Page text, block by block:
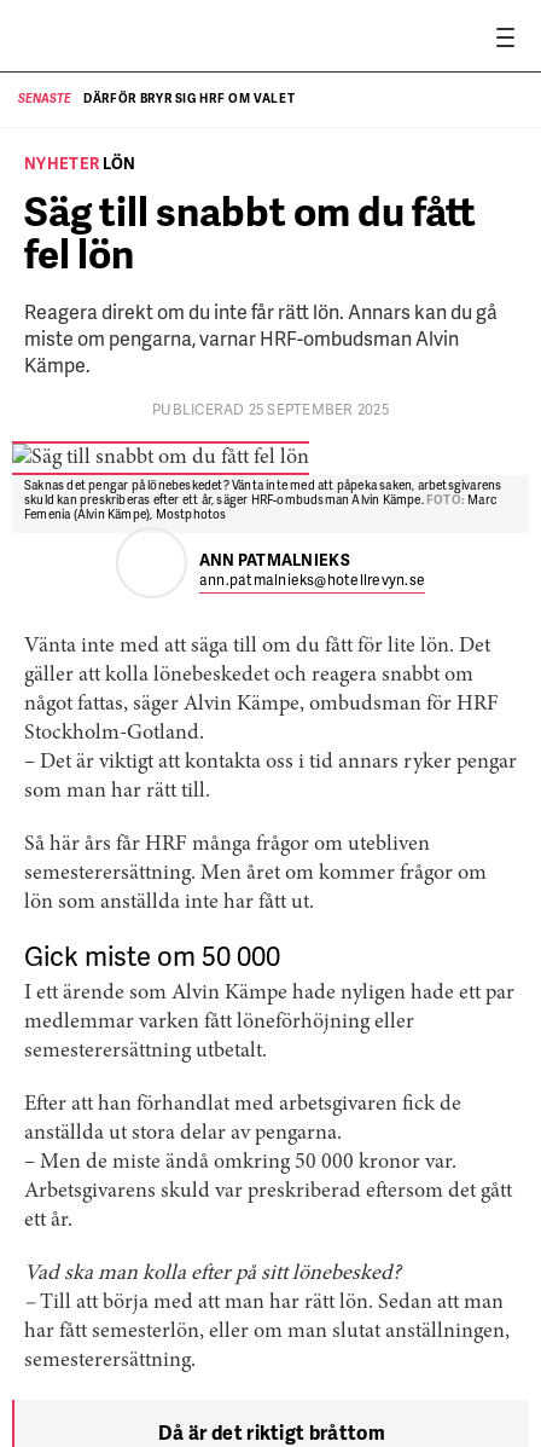
SENASTE DÄRFÖR BRYR SIG HRF OM VALET
NYHETER LÖN
Säg till snabbt om du fått
fel lön
Reagera direkt om du inte får rätt lön. Annars kan du gå
miste om pengarna, varnar HRF-ombudsman Alvin
Kämpe.
PUBLICERAD 25 SEPTEMBER 2025
Saknas det pengar på lönebeskedet? Vänta inte med att påpeka saken, arbetsgivarens
skuld kan preskriberas efter ett år, säger HRF-ombudsman Alvin Kämpe.FOTO: Marc
Femenia (Alvin Kämpe), Mostphotos
ANN PATMALNIEKS
ann.patmalnieks@hotellrevyn.se
Vänta inte med att säga till om du fått för lite lön. Det
gäller att kolla lönebeskedet och reagera snabbt om
något fattas, säger Alvin Kämpe, ombudsman för HRF
Stockholm-Gotland.
– Det är viktigt att kontakta oss i tid annars ryker pengar
som man har rätt till.
Så här års får HRF många frågor om utebliven
semesterersättning. Men året om kommer frågor om
lön som anställda inte har fått ut.
Gick miste om 50 000
I ett ärende som Alvin Kämpe hade nyligen hade ett par
medlemmar varken fått löneförhöjning eller
semesterersättning utbetalt.
Efter att han förhandlat med arbetsgivaren fick de
anställda ut stora delar av pengarna.
– Men de miste ändå omkring 50 000 kronor var.
Arbetsgivarens skuld var preskriberad eftersom det gått
ett år.
Vad ska man kolla efter på sitt lönebesked?
–Till att börja med att man har rätt lön. Sedan att man
har fått semesterlön, eller om man slutat anställningen,
semesterersättning.
Då är det riktigt bråttom